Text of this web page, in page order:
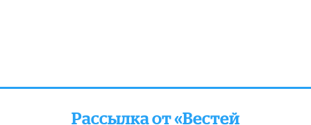
Рассылка от «Вестей